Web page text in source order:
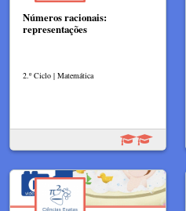
Números racionais:
representações
2.º Ciclo | Matemática